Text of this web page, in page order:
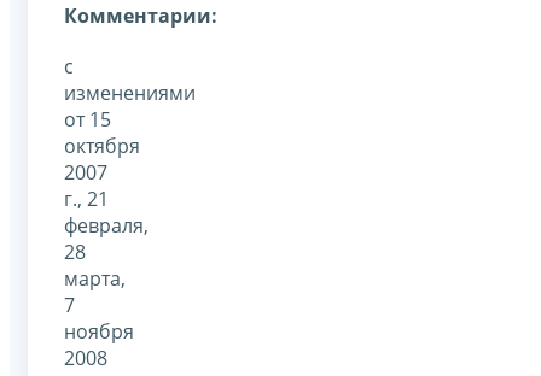
Комментарии:
с
изменениями
от 15
октября
2007
г., 21
февраля,
28
марта,
7
ноября
2008